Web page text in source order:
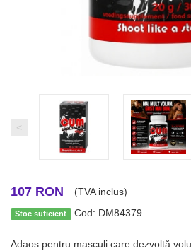
<
107 RON (TVA inclus)
Stoc suficient Cod: DM84379
Adaos pentru masculi care dezvoltă